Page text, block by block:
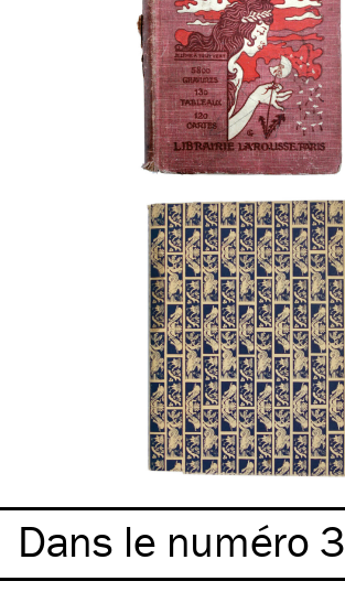
Dans le numéro 3